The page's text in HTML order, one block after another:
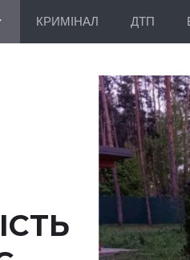
КРИМІНАЛ ДТП